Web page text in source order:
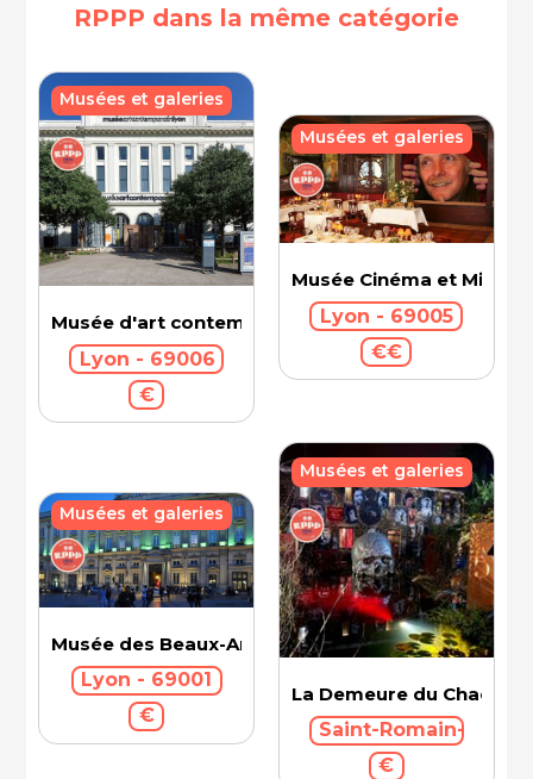
RPPP dans la même catégorie
Musée d'art contemporain
Lyon - 69006
€
Musées et galeries
Musée Cinéma et
Lyon - 69005
€€
Musées et galeries
Musée des Beaux-Arts
Lyon - 69001
€
Musées et galeries
La Demeure du Chaos
Saint-Romain-au-
€
Musées et galeries